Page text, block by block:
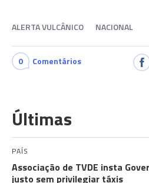
ALERTA VULCÂNICO NACIONAL
0 Comentários
Últimas
PAÍS
Associação de TVDE insta
justo sem privilegiar táxis